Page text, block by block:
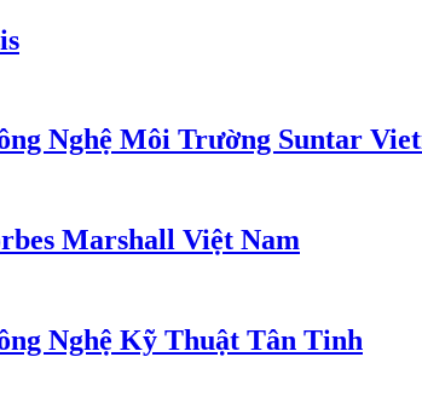
Nghệ Môi Trường Suntar
Marshall Việt Nam
Nghệ Kỹ Thuật Tân Tinh